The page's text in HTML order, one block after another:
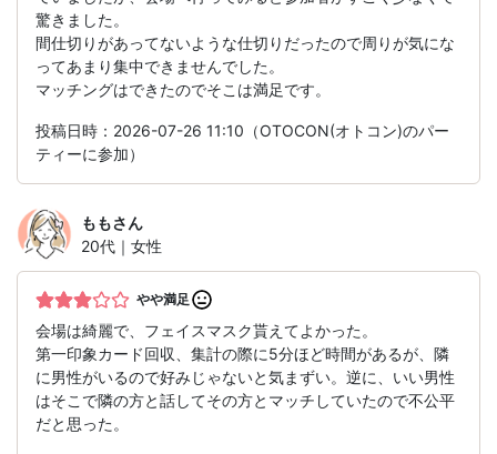
驚きました。
間仕切りがあってないような仕切りだったので周りが気にな
ってあまり集中できませんでした。
マッチングはできたのでそこは満足です。
投稿日時：2026-07-26 11:10（OTOCON(オトコン)のパー
ティーに参加）
ももさん
20代｜女性
やや満足
会場は綺麗で、フェイスマスク貰えてよかった。
第一印象カード回収、集計の際に5分ほど時間があるが、隣
に男性がいるので好みじゃないと気まずい。逆に、いい男性
はそこで隣の方と話してその方とマッチしていたので不公平
だと思った。